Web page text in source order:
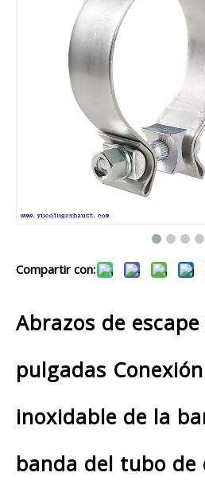
Compartir con:
Abrazos de
pulgadas
inoxidable de la
banda del tubo de